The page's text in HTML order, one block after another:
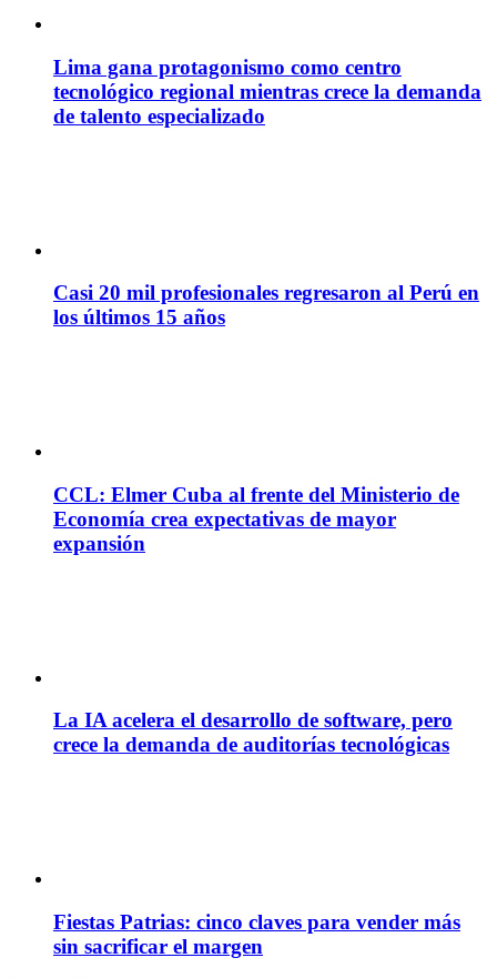
Lima gana protagonismo como centro
tecnológico regional mientras crece la demanda
de talento especializado
Casi 20 mil profesionales regresaron al Perú en
los últimos 15 años
CCL: Elmer Cuba al frente del Ministerio de
Economía crea expectativas de mayor
expansión
La IA acelera el desarrollo de software, pero
crece la demanda de auditorías tecnológicas
Fiestas Patrias: cinco claves para vender más
sin sacrificar el margen